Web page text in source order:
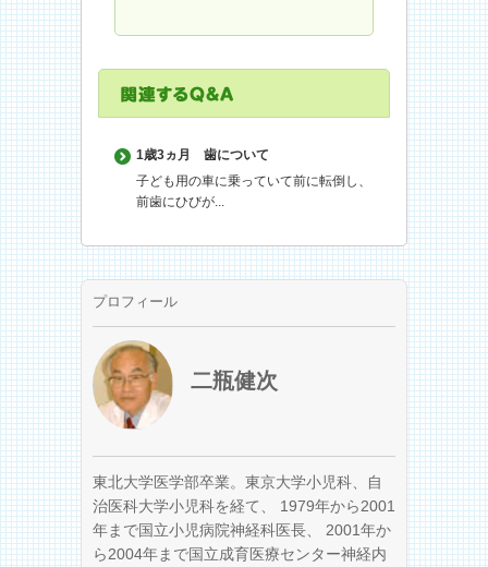
1歳3ヵ月
歯について
子ども用の車に乗っていて前に転倒し、
前歯にひびが...
プロフィール
二瓶健次
東北大学医学部卒業。東京大学小児科、自
治医科大学小児科を経て、 1979年から2001
年まで国立小児病院神経科医長、 2001年か
ら2004年まで国立成育医療センター神経内